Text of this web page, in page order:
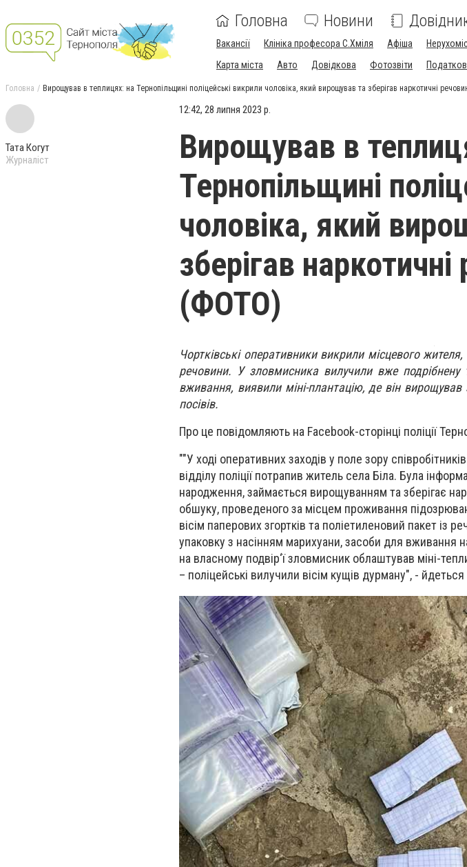
Головна Новини
Вакансії Клініка професора С.Хміля Афіша
Карта міста
Авто Довідкова Фотозвіти
Головна Вирощував в теплицях: на Тернопільщині поліцейські викрили чоловіка, який вирощував та зберігав наркотичні
Тата Когут
Журналіст
12:42, 28 липня 2023 р.
Вирощував в
Тернопільщині
чоловіка, який
зберігав
(ФОТО)
Чортківські оперативники викрили місцевого
речовини. У зловмисника вилучили вже подрібнену
вживання, виявили міні-плантацію, де він
посівів.
Про це повідомляють на Facebook-сторінці поліції
""У ході оперативних заходів у поле зору
відділу поліції потрапив житель села Біла. Була
народження, займається вирощуванням та зберігає
обшуку, проведеного за місцем проживання
вісім паперових згортків та поліетиленовий пакет із
упаковку з насінням марихуани, засоби для вживання
на власному подвір‘ї зловмисник облаштував міні-
– поліцейські вилучили вісім кущів дурману", -